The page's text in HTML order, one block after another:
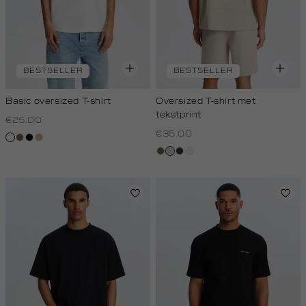
BESTSELLER
Basic oversized T-shirt
€25.00
witlichtbruin
zwart
tan
BESTSELLER
Oversized T-shirt met
tekstprint
€35.00
groen,
taupe,
grijs,